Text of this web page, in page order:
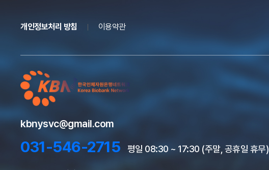
개인정보처리 방침 이용약관
kbnysvc@gmail.com
031-546-2715 평일 08:30 ~ 17:30 (주말, 공휴일 휴무)